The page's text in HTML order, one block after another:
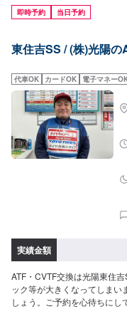
即時予約 当日予約
東住吉SS / (株)光陽
代車OK カードOK 電子マネー
実績金額
ATF・CVTF交換は光陽東住
ック等が大きくなってしまい
しょう。ご予約を心待ちに